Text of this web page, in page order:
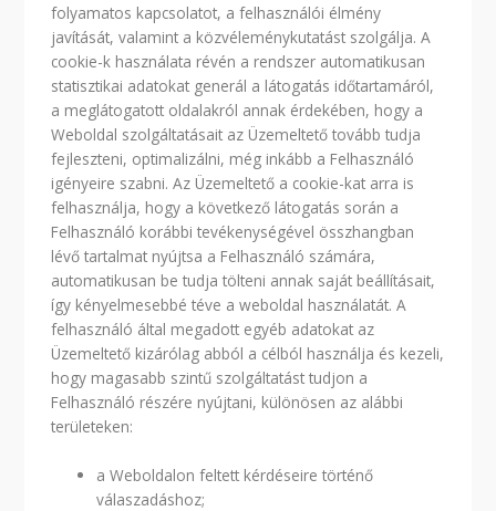
folyamatos kapcsolatot, a felhasználói élmény
javítását, valamint a közvéleménykutatást szolgálja. A
cookie-k használata révén a rendszer automatikusan
statisztikai adatokat generál a látogatás időtartamáról,
a meglátogatott oldalakról annak érdekében, hogy a
Weboldal szolgáltatásait az Üzemeltető tovább tudja
fejleszteni, optimalizálni, még inkább a Felhasználó
igényeire szabni. Az Üzemeltető a cookie-kat arra is
felhasználja, hogy a következő látogatás során a
Felhasználó korábbi tevékenységével összhangban
lévő tartalmat nyújtsa a Felhasználó számára,
automatikusan be tudja tölteni annak saját beállításait,
így kényelmesebbé téve a weboldal használatát. A
felhasználó által megadott egyéb adatokat az
Üzemeltető kizárólag abból a célból használja és kezeli,
hogy magasabb szintű szolgáltatást tudjon a
Felhasználó részére nyújtani, különösen az alábbi
területeken:
a Weboldalon feltett kérdéseire történő
válaszadáshoz;